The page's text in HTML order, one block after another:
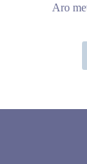
Aro